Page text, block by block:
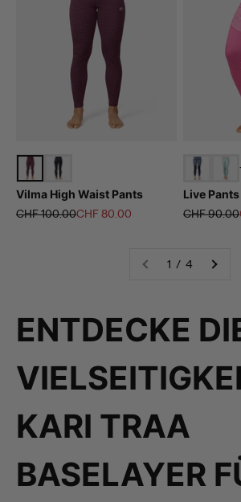
Vilma High Waist Pants
Regulärer Preis
CHF 100.00Angebot
CHF 80.00
Live Pants
Regulärer
CHF 90.00
1 / 4
ENTDECKE
KARI TRAA
BASELAYER